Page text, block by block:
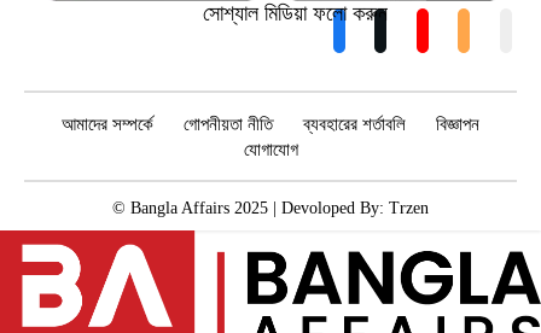
সোশ্যাল মিডিয়া ফলো করুন
আমাদের সম্পর্কে গোপনীয়তা নীতি ব্যবহারের শর্তাবলি
বিজ্ঞাপন
যোগাযোগ
© Bangla Affairs 2025 | Devoloped By: Trzen